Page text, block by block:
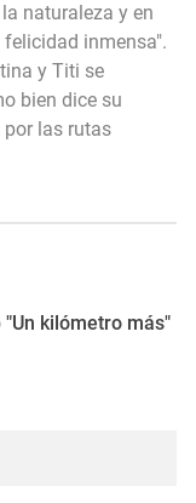
naturaleza y en
inmensa".
y Titi se
bien dice su
las rutas
"Un kilómetro más"